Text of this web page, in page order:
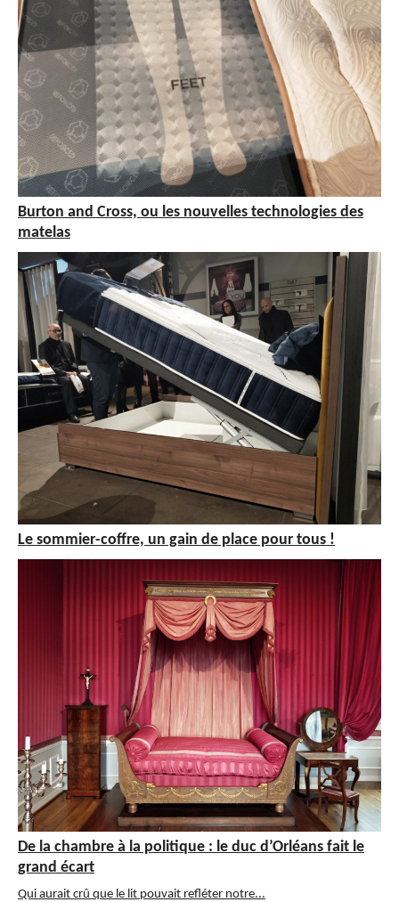
Burton and Cross, ou les nouvelles technologies des
matelas
Le sommier-coffre, un gain de place pour tous !
De la chambre à la politique : le duc d’Orléans fait le
grand écart
Qui aurait crû que le lit pouvait refléter notre...